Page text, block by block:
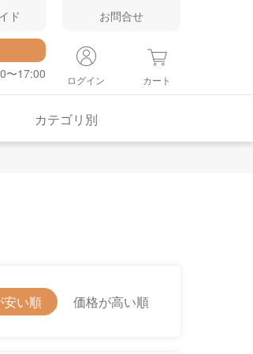
ド お問合せ
〜17:00 ログイン カート
カテゴリ別
安い順 価格が高い順